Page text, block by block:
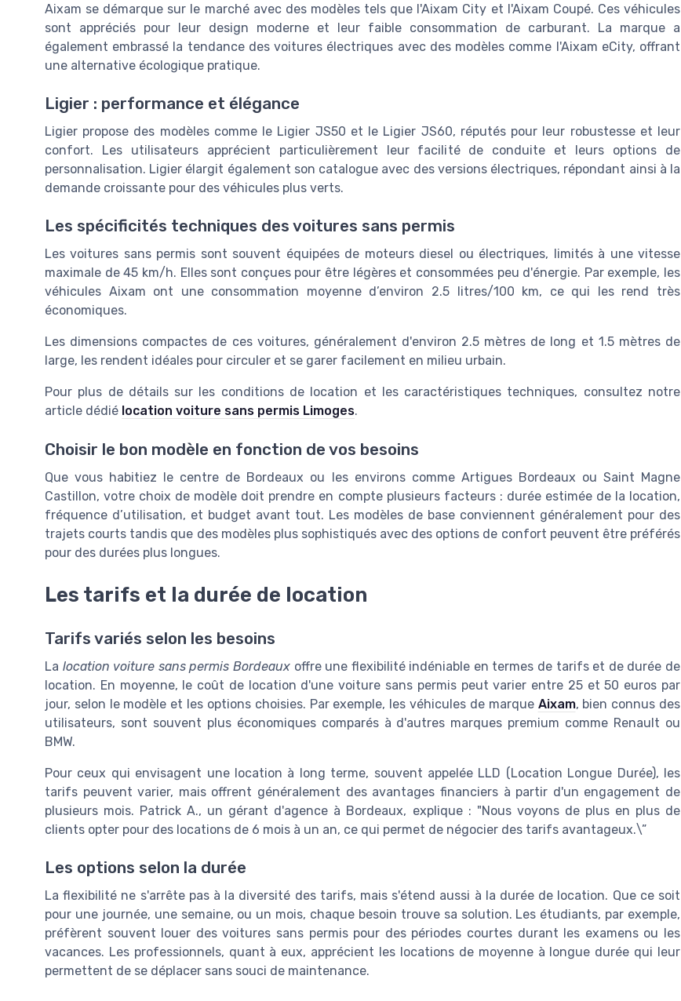
Aixam se démarque sur le marché avec des modèles tels que l'Aixam City et l'Aixam Coupé. Ces véhicules
sont appréciés pour leur design moderne et leur faible consommation de carburant. La marque a
également embrassé la tendance des voitures électriques avec des modèles comme l'Aixam eCity, offrant
une alternative écologique pratique.
Ligier : performance et élégance
Ligier propose des modèles comme le Ligier JS50 et le Ligier JS60, réputés pour leur robustesse et leur
confort. Les utilisateurs apprécient particulièrement leur facilité de conduite et leurs options de
personnalisation. Ligier élargit également son catalogue avec des versions électriques, répondant ainsi à la
demande croissante pour des véhicules plus verts.
Les spécificités techniques des voitures sans permis
Les voitures sans permis sont souvent équipées de moteurs diesel ou électriques, limités à une vitesse
maximale de 45 km/h. Elles sont conçues pour être légères et consommées peu d'énergie. Par exemple, les
véhicules Aixam ont une consommation moyenne d’environ 2.5 litres/100 km, ce qui les rend très
économiques.
Les dimensions compactes de ces voitures, généralement d'environ 2.5 mètres de long et 1.5 mètres de
large, les rendent idéales pour circuler et se garer facilement en milieu urbain.
Pour plus de détails sur les conditions de location et les caractéristiques techniques, consultez notre
article dédié location voiture sans permis Limoges.
Choisir le bon modèle en fonction de vos besoins
Que vous habitiez le centre de Bordeaux ou les environs comme Artigues Bordeaux ou Saint Magne
Castillon, votre choix de modèle doit prendre en compte plusieurs facteurs : durée estimée de la location,
fréquence d’utilisation, et budget avant tout. Les modèles de base conviennent généralement pour des
trajets courts tandis que des modèles plus sophistiqués avec des options de confort peuvent être préférés
pour des durées plus longues.
Les tarifs et la durée de location
Tarifs variés selon les besoins
La location voiture sans permis Bordeauxoffre une flexibilité indéniable en termes de tarifs et de durée de
location. En moyenne, le coût de location d'une voiture sans permis peut varier entre 25 et 50 euros par
jour, selon le modèle et les options choisies. Par exemple, les véhicules de marque Aixam, bien connus des
utilisateurs, sont souvent plus économiques comparés à d'autres marques premium comme Renault ou
BMW.
Pour ceux qui envisagent une location à long terme, souvent appelée LLD (Location Longue Durée), les
tarifs peuvent varier, mais offrent généralement des avantages financiers à partir d'un engagement de
plusieurs mois. Patrick A., un gérant d'agence à Bordeaux, explique : "Nous voyons de plus en plus de
clients opter pour des locations de 6 mois à un an, ce qui permet de négocier des tarifs avantageux.\”
Les options selon la durée
La flexibilité ne s'arrête pas à la diversité des tarifs, mais s'étend aussi à la durée de location. Que ce soit
pour une journée, une semaine, ou un mois, chaque besoin trouve sa solution. Les étudiants, par exemple,
préfèrent souvent louer des voitures sans permis pour des périodes courtes durant les examens ou les
vacances. Les professionnels, quant à eux, apprécient les locations de moyenne à longue durée qui leur
permettent de se déplacer sans souci de maintenance.